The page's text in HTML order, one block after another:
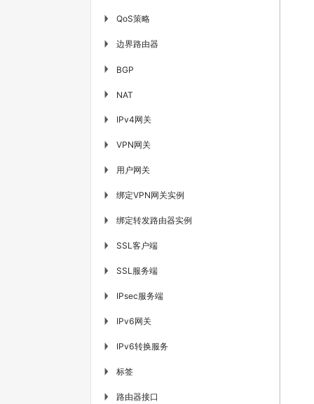
▶ QoS策略
▶ 边界路由器
▶ BGP
▶ NAT
▶ IPv4网关
▶ VPN网关
▶ 用户网关
▶ 绑定VPN网关实例
▶ 绑定转发路由器实例
▶ SSL客户端
▶ SSL服务端
▶ IPsec服务端
▶ IPv6网关
▶ IPv6转换服务
▶ 标签
▶ 路由器接口